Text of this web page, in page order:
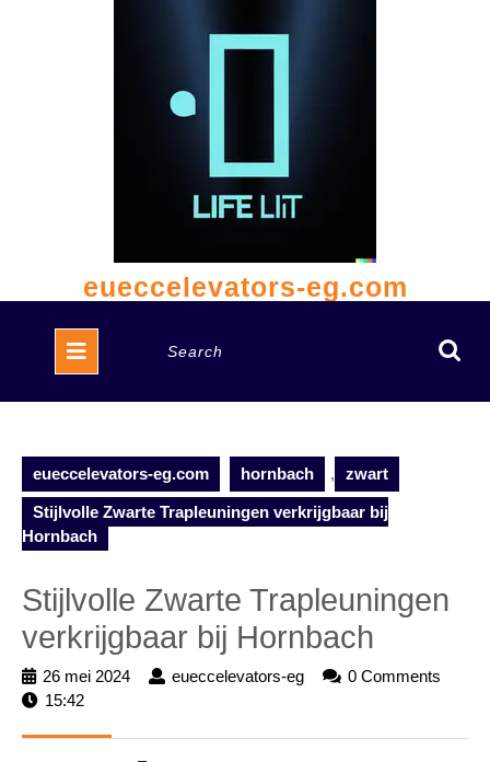
eueccelevators-eg.com
Open
Button
eueccelevators-eg.com hornbach , zwart
Stijlvolle Zwarte Trapleuningen verkrijgbaar bij
Hornbach
Stijlvolle Zwarte Trapleuningen
verkrijgbaar bij Hornbach
26 mei 2024
26
eueccelevators-eg
eueccelevators-
0 Comments
15:42